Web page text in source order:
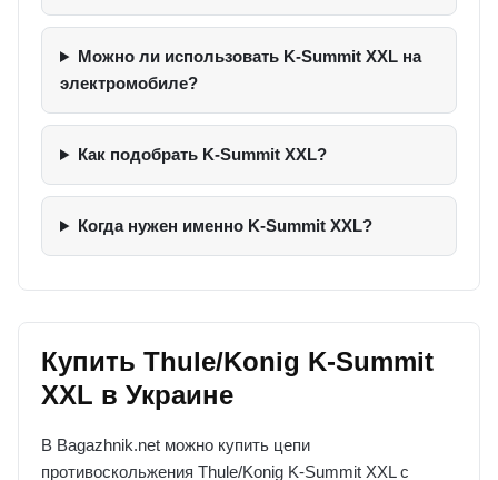
Можно ли использовать K-Summit XXL на
электромобиле?
Как подобрать K-Summit XXL?
Когда нужен именно K-Summit XXL?
Купить Thule/Konig K-Summit
XXL в Украине
В Bagazhnik.net можно купить цепи
противоскольжения Thule/Konig K-Summit XXL с